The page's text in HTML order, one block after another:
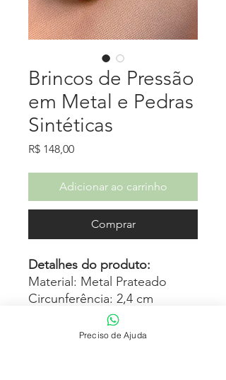
Brincos de Pressão
em Metal e Pedras
Sintéticas
R$ 148,00Preço
Adicionar ao carrinho
Comprar
Detalhes do produto:
Material: Metal Prateado
Circunferência: 2,4 cm
Preciso de Ajuda